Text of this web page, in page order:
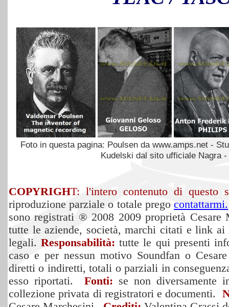
Foto in questa pagina: Poulsen da www.amps.net -
Kudelski dal sito ufficiale Nagra-
COPYRIGHT: l'intero contenuto di questo
riproduzione parziale o totale pregocontattarmi.
sono registrati ® 2008 2009 proprietà
tutte le aziende, società, marchi citati e link
legali.Responsabilità: tutte le qui presenti
caso e per nessun motivo Soundfan o
diretti o indiretti, totali o parziali in
esso riportati. Fonti: se non diversamente
collezione privata di registratori e documenti.